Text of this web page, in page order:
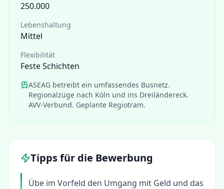
250.000
Lebenshaltung
Mittel
Flexibilität
Feste Schichten
ASEAG betreibt ein umfassendes Busnetz.
Regionalzüge nach Köln und ins Dreiländereck.
AVV-Verbund. Geplante Regiotram.
Tipps für die Bewerbung
Übe im Vorfeld den Umgang mit Geld und das